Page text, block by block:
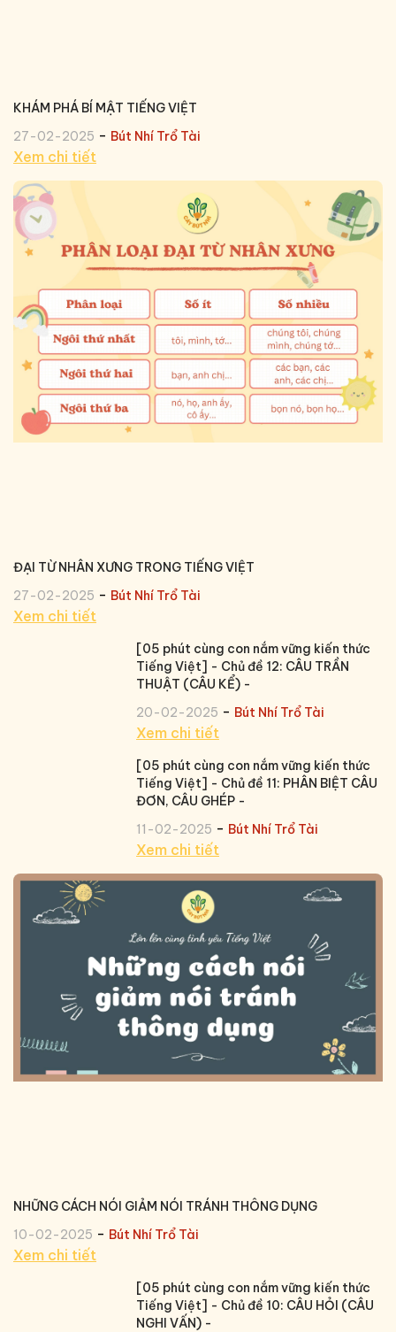
KHÁM PHÁ BÍ MẬT TIẾNG VIỆT
27-02-2025 - Bút Nhí Trổ Tài
Xem chi tiết
ĐẠI TỪ NHÂN XƯNG TRONG TIẾNG VIỆT
27-02-2025 - Bút Nhí Trổ Tài
Xem chi tiết
[05 phút cùng con nắm vững kiến thức
Tiếng Việt] - Chủ đề 12: CÂU TRẦN
THUẬT (CÂU KỂ) -
20-02-2025 - Bút Nhí Trổ Tài
Xem chi tiết
[05 phút cùng con nắm vững kiến thức
Tiếng Việt] - Chủ đề 11: PHÂN BIỆT CÂU
ĐƠN, CÂU GHÉP -
11-02-2025 - Bút Nhí Trổ Tài
Xem chi tiết
NHỮNG CÁCH NÓI GIẢM NÓI TRÁNH THÔNG DỤNG
10-02-2025 - Bút Nhí Trổ Tài
Xem chi tiết
[05 phút cùng con nắm vững kiến thức
Tiếng Việt] - Chủ đề 10: CÂU HỎI (CÂU
NGHI VẤN) -